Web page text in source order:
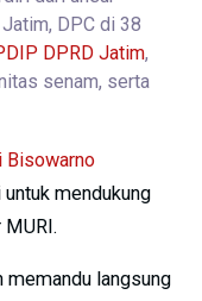
DPC di 38
DPRD Jatim,
senam, serta
Bisowarno
mendukung
memandu langsung